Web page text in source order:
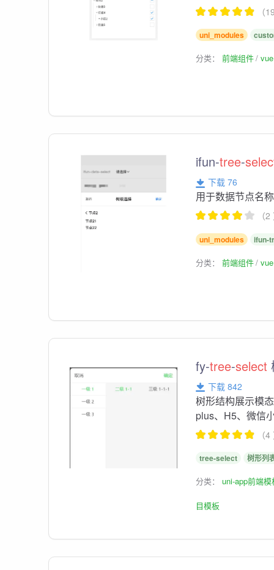
（
uni_modules
分类：前端组件
ifun-tree-
下载 76
用于数据节点名
（
uni_modules ifun-
分类：前端组件
fy-tree-select
下载 842
树形结构展示模
plus、H5、微信
（
tree-select 树形列
分类：uni-app前端模
目模板